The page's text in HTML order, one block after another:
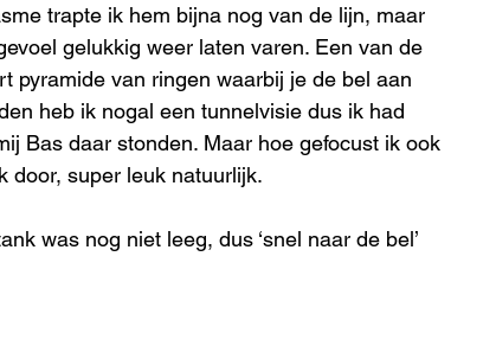
trapte ik hem bijna nog van de lijn, maar
gelukkig weer laten varen. Een van de
pyramide van ringen waarbij je de bel aan
heb ik nogal een tunnelvisie dus ik had
Bas daar stonden. Maar hoe gefocust ik ook
door, super leuk natuurlijk.
was nog niet leeg, dus ‘snel naar de bel’